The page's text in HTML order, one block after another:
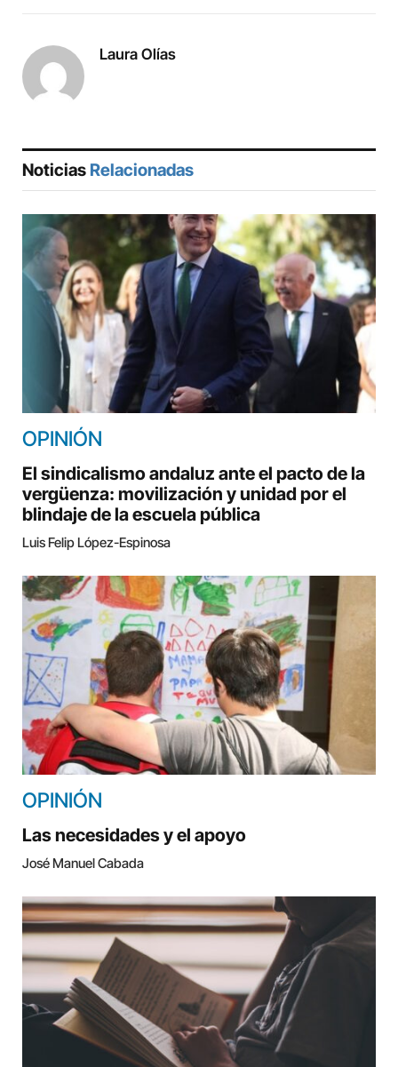
Laura Olías
Noticias Relacionadas
OPINIÓN
El sindicalismo andaluz ante el pacto de la
vergüenza: movilización y unidad por el
blindaje de la escuela pública
Luis Felip López-Espinosa
OPINIÓN
Las necesidades y el apoyo
José Manuel Cabada